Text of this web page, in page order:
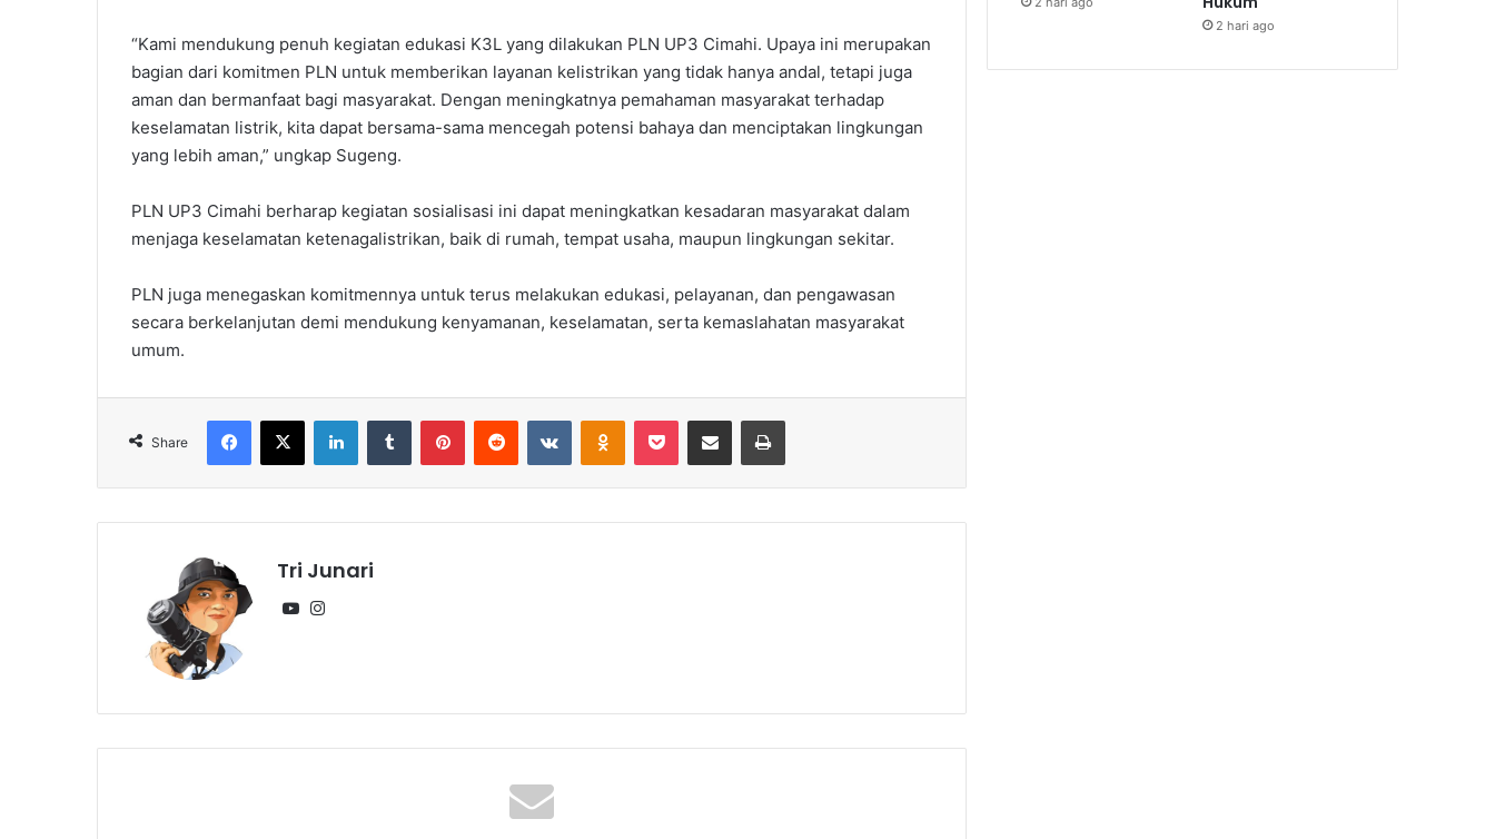
“Kami mendukung penuh kegiatan edukasi K3L yang dilakukan PLN UP3 Cimahi. Upaya ini merupakan
bagian dari komitmen PLN untuk memberikan layanan kelistrikan yang tidak hanya andal, tetapi juga
aman dan bermanfaat bagi masyarakat. Dengan meningkatnya pemahaman masyarakat terhadap
keselamatan listrik, kita dapat bersama-sama mencegah potensi bahaya dan menciptakan lingkungan
yang lebih aman,” ungkap Sugeng.
PLN UP3 Cimahi berharap kegiatan sosialisasi ini dapat meningkatkan kesadaran masyarakat dalam
menjaga keselamatan ketenagalistrikan, baik di rumah, tempat usaha, maupun lingkungan sekitar.
PLN juga menegaskan komitmennya untuk terus melakukan edukasi, pelayanan, dan pengawasan
secara berkelanjutan demi mendukung kenyamanan, keselamatan, serta kemaslahatan masyarakat
umum.
Share
Facebook
X LinkedInTumblr PinterestReddit VKontakteOdnoklassniki
Pocket Share via Email Print
Tri Junari
YouTube
2 hari ago